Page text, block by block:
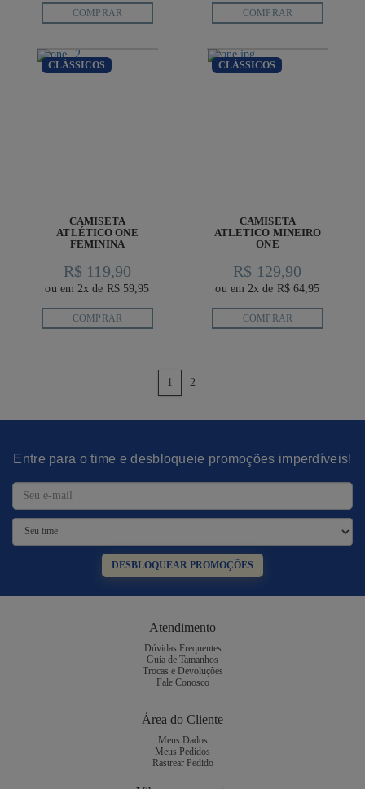
COMPRAR COMPRAR
CLÁSSICOS
CAMISETA
ATLÉTICO ONE
FEMININA
R$ 119,90
ou em 2x de R$ 59,95
COMPRAR
CLÁSSICOS
CAMISETA
ATLETICO MINEIRO
ONE
R$ 129,90
ou em 2x de R$ 64,95
COMPRAR
1 2
Entre para o time e desbloqueie promoções imperdíveis!
DESBLOQUEAR PROMOÇÕES
Atendimento
Dúvidas Frequentes
Guia de Tamanhos
Trocas e Devoluções
Fale Conosco
Área do Cliente
Meus Dados
Meus Pedidos
Rastrear Pedido